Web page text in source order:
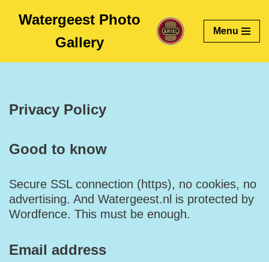
content
Watergeest Photo
Gallery
Menu
Privacy Policy
Good to know
Secure SSL connection (https), no cookies, no
advertising. And Watergeest.nl is protected by
Wordfence. This must be enough.
Email address